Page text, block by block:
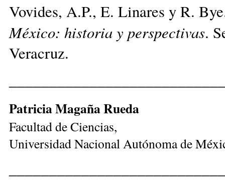
Vovides, A.P., E. Linares y R.
México: historia y perspectivas.
Veracruz.
Patricia Magaña Rueda
Facultad de Ciencias,
Universidad Nacional Autónoma de